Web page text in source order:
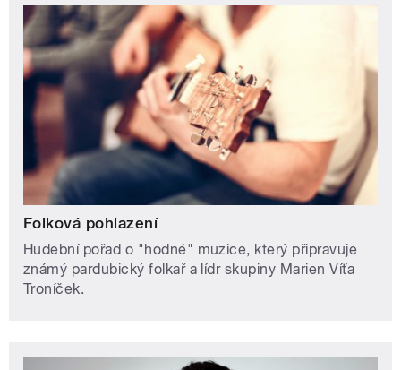
Folková pohlazení
Hudební pořad o "hodné" muzice, který připravuje
známý pardubický folkař a lídr skupiny Marien Víťa
Troníček.